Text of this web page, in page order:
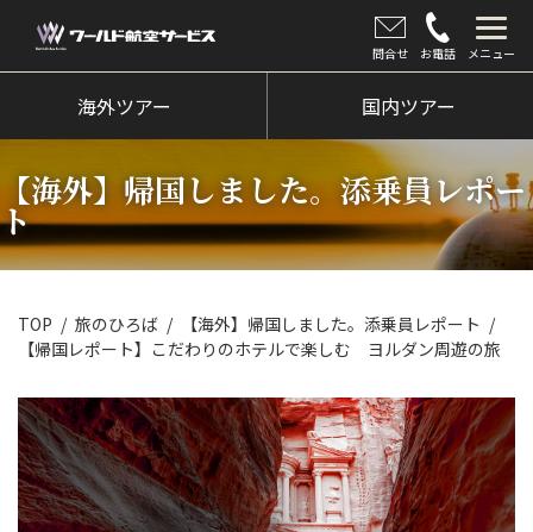
問合せ お電話 メニュー
海外ツアー
国内ツアー
クルーズツアー
ツアー催行状況
旅のひろば
イベント
新着情報
会社情報
海外ツアー 国内ツアー
【海外】帰国しました。添乗員レポー
ト
TOP 旅のひろば
【海外】帰国しました。添乗員レポート
【帰国レポート】こだわりのホテルで楽しむ ヨルダン周遊の旅